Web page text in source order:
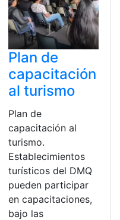
Plan de
capacitación
al turismo
Plan de
capacitación al
turismo.
Establecimientos
turísticos del DMQ
pueden participar
en capacitaciones,
bajo las